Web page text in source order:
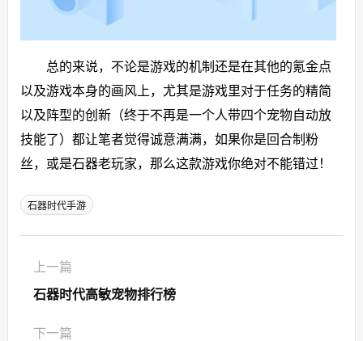
总的来说，不论是游戏的机制还是在其他的氪金点
以及游戏本身的画风上，尤其是游戏里对于任务的精简
以及阵型的创新（终于不再是一个人带四个宠物自动放
技能了）都让笔者觉得诚意满满，如果你是回合制粉
丝，或是石器老玩家，那么这款游戏你绝对不能错过！
石器时代手游
上一篇
石器时代高敏宠物排行榜
下一篇